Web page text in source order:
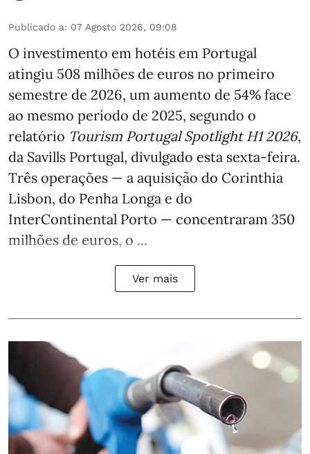
Publicado a: 07 Agosto 2026, 09:08
O investimento em hotéis em Portugal
atingiu 508 milhões de euros no primeiro
semestre de 2026, um aumento de 54% face
ao mesmo período de 2025, segundo o
relatório Tourism Portugal Spotlight H1 2026,
da Savills Portugal, divulgado esta sexta-feira.
Três operações — a aquisição do Corinthia
Lisbon, do Penha Longa e do
InterContinental Porto — concentraram 350
milhões de euros, o ...
Ver mais